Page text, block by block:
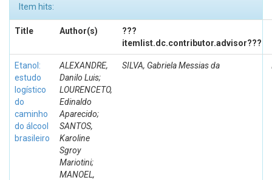
Item hits:
Title Author(s)
???
itemlist.dc.contributor.advisor???
Etanol:
estudo
logístico
do
caminho
do álcool
brasileiro
ALEXANDRE,
Danilo Luis;
LOURENCETO,
Edinaldo
Aparecido;
SANTOS,
Karoline
Sgroy
Mariotini;
MANOEL,
SILVA, Gabriela Messias da